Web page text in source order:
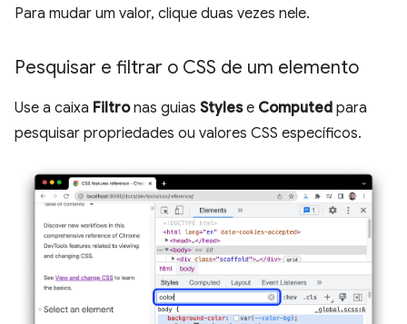
Para mudar um valor, clique duas vezes nele.
Pesquisar e filtrar o CSS de um elemento
Use a caixa Filtronas guias Stylese Computed para
pesquisar propriedades ou valores CSS específicos.